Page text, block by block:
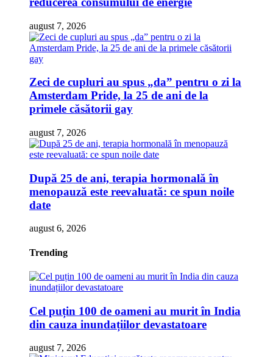
august 7, 2026
Zeci de cupluri au spus „da” pentru o zi la
Amsterdam Pride, la 25 de ani de la
primele căsătorii gay
august 7, 2026
După 25 de ani, terapia hormonală în
menopauză este reevaluată: ce spun noile
date
august 6, 2026
Trending
Cel puțin 100 de oameni au murit în India
din cauza inundațiilor devastatoare
august 7, 2026